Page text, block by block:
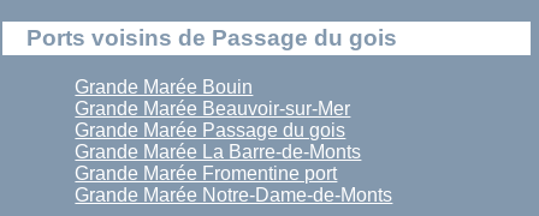
Ports voisins de Passage du gois
Grande Marée Bouin
Grande Marée Beauvoir-sur-Mer
Grande Marée Passage du gois
Grande Marée La Barre-de-Monts
Grande Marée Fromentine port
Grande Marée Notre-Dame-de-Monts